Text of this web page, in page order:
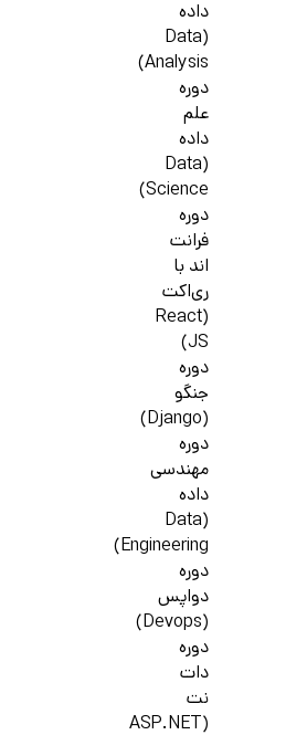
داده
(Data
Analysis)
دوره
علم
داده
(Data
Science)
دوره
فرانت
اند با
ری‌اکت
(React
JS)
دوره
جنگو
(Django)
دوره
مهندسی
داده
(Data
Engineering)
دوره
دواپس
(Devops)
دوره
دات
نت
(ASP.NET